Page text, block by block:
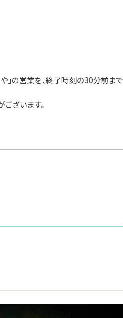
」の営業を、終了時刻の30分前まで
ざいます。